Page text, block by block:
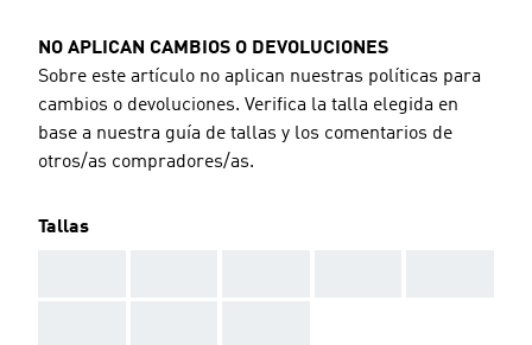
NO APLICAN CAMBIOS O DEVOLUCIONES
Sobre este artículo no aplican nuestras políticas para
cambios o devoluciones. Verifica la talla elegida en
base a nuestra guía de tallas y los comentarios de
otros/as compradores/as.
Tallas